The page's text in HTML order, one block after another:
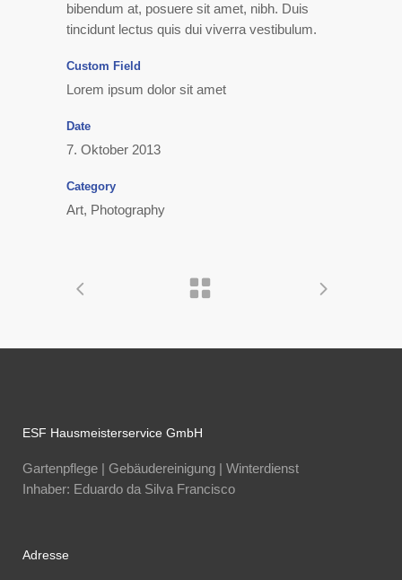
bibendum at, posuere sit amet, nibh. Duis
tincidunt lectus quis dui viverra vestibulum.
Custom Field
Lorem ipsum dolor sit amet
Date
7. Oktober 2013
Category
Art, Photography
ESF Hausmeisterservice GmbH
Gartenpflege | Gebäudereinigung | Winterdienst
Inhaber: Eduardo da Silva Francisco
Adresse